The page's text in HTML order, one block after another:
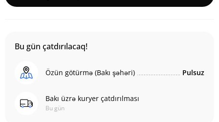
Bu gün çatdırılacaq!
Özün götürmə (Bakı şəhəri) Pulsuz
Bakı üzrə kuryer çatdırılması
Bu gün